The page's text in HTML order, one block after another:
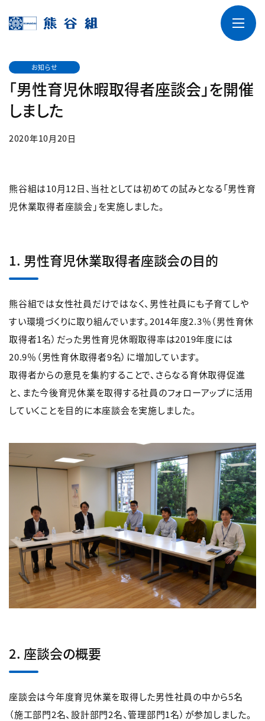
お知らせ
「男性育児休暇取得者座談会」を開催
しました
2020年10月20日
熊谷組は10月12日、当社としては初めての試みとなる「男性育
児休業取得者座談会」を実施しました。
1. 男性育児休業取得者座談会の目的
熊谷組では女性社員だけではなく、男性社員にも子育てしや
すい環境づくりに取り組んでいます。2014年度2.3％（男性育休
取得者1名）だった男性育児休暇取得率は2019年度には
20.9％（男性育休取得者9名）に増加しています。
取得者からの意見を集約することで、さらなる育休取得促進
と、また今後育児休業を取得する社員のフォローアップに活用
していくことを目的に本座談会を実施しました。
2. 座談会の概要
座談会は今年度育児休業を取得した男性社員の中から5名
（施工部門2名、設計部門2名、管理部門1名）が参加しました。